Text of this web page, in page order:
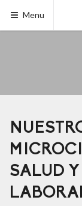
Menu
SALUD